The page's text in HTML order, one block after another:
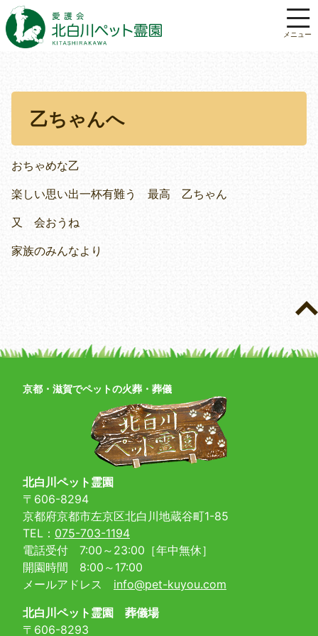
乙ちゃんへ
おちゃめな乙
楽しい思い出一杯有難う 最高 乙ちゃん
又 会おうね
家族のみんなより
京都・滋賀でペットの火葬・葬儀
北白川ペット霊園
〒606-8294
京都府京都市左京区北白川地蔵谷町1-85
TEL： 075-703-1194
電話受付 7:00～23:00［年中無休］
開園時間 8:00～17:00
メールアドレス info@pet-kuyou.com
北白川ペット霊園 葬儀場
〒606-8293